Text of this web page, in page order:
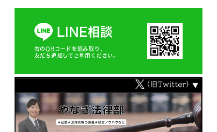
LINE相談
右のQRコードを読み取り、
友だち追加してご利用ください。